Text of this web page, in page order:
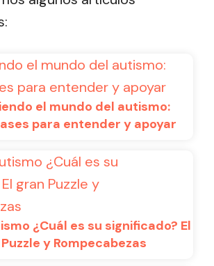
el mundo del autismo:
para entender y apoyar
¿Cuál es su significado? El
y Rompecabezas